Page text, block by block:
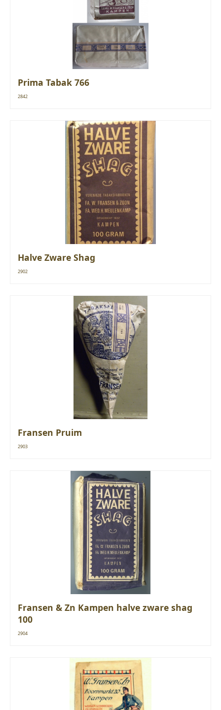
Prima Tabak 766
2842
Halve Zware Shag
2902
Fransen Pruim
2903
Fransen & Zn Kampen halve zware shag
100
2904